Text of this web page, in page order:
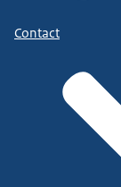
Contact